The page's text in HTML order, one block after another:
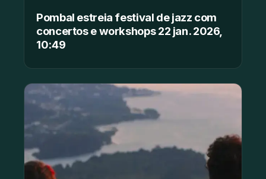
Pombal estreia festival de jazz com
concertos e workshops 22 jan. 2026,
10:49